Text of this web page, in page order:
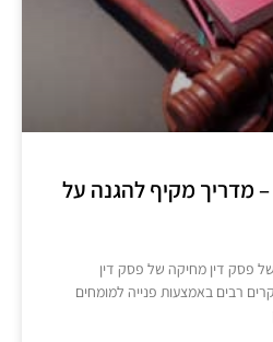
מדריך מקיף להגנה על
פסק דין מחיקה של פסק דין
רבים באמצעות פנייה למומחים